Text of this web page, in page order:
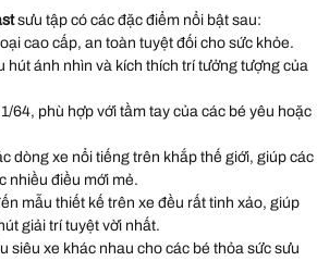
sưu tập có các đặc điểm nổi bật sau:
cao cấp, an toàn tuyệt đối cho sức khỏe.
hút ánh nhìn và kích thích trí tưởng tượng của
64, phù hợp với tầm tay của các bé yêu hoặc
dòng xe nổi tiếng trên khắp thế giới, giúp các
nhiều điều mới mẻ.
mẫu thiết kế trên xe đều rất tinh xảo, giúp
giải trí tuyệt vời nhất.
siêu xe khác nhau cho các bé thỏa sức sưu